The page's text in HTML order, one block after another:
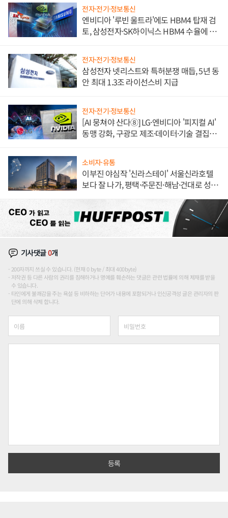
전자·전기·정보통신
엔비디아 '루빈 울트라'에도 HBM4 탑재 검
토, 삼성전자·SK하이닉스 HBM4 수율에 주
전자·전기·정보통신
삼성전자 넷리스트와 특허분쟁 매듭, 5년 동
안 최대 1.3조 라이선스비 지급
전자·전기·정보통신
[AI 뭉쳐야 산다⑧] LG·엔비디아 '피지컬 AI'
동맹 강화, 구광모 제조·데이터·기술 결집
소비자·유통
이부진 야심작 '신라스테이' 서울신라호텔
보다 잘 나가, 평택·주문진·해남·건대로 성
기사댓글0개
200자까지 쓰실 수 있습니다. (현재 0 byte / 최대 400byte)
저작권 등 다른 사람의 권리를 침해하거나 명예를 훼손하는 댓글은 관련 법률에 의해 제재를 받을
수 있습니다.
타인에게 불쾌감을 주는 욕설 등 비하하는 단어가 내용에 포함되거나 인신공격성 글은 관리자의 판
단에 의해 삭제 합니다.